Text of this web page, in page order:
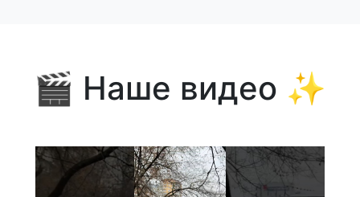
🎬 Наше видео ✨